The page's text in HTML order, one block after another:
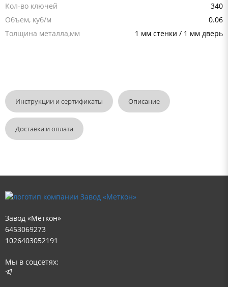
Кол-во ключей
340
Объем, куб/м
0.06
Толщина металла,мм
1 мм стенки / 1 мм дверь
Инструкции и сертификаты Описание
Доставка и оплата
Завод «Меткон»
6453069273
1026403052191
Мы в соцсетях: